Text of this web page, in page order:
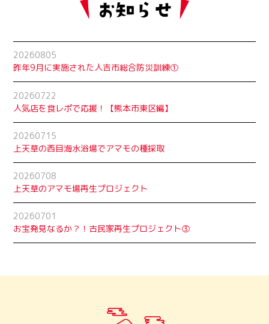
20260805
昨年9月に実施された人吉市総合防災訓練①
20260722
人気店を食レポで応援！【熊本市東区編】
20260715
上天草の西目海水浴場でアマモの種採取
20260708
上天草のアマモ場再生プロジェクト
20260701
お宝発見なるか？！古民家再生プロジェクト➂